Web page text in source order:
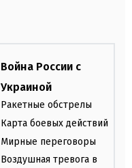
Война России с
Украиной
Ракетные обстрелы
Карта боевых действий
Мирные переговоры
Воздушная тревога в